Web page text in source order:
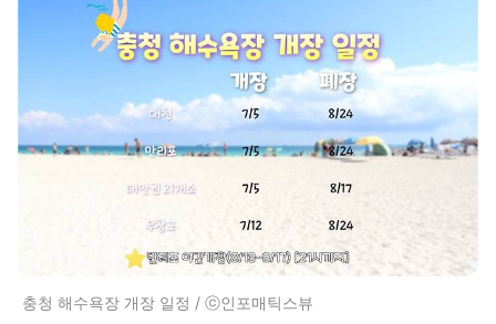
충청 해수욕장 개장 일정 / ⓒ인포매틱스뷰